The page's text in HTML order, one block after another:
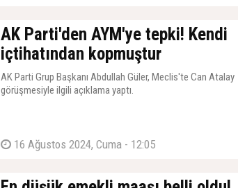
AK Parti'den AYM'ye tepki! Kendi
içtihatından kopmuştur
AK Parti Grup Başkanı Abdullah Güler, Meclis'te Can Atalay
görüşmesiyle ilgili açıklama yaptı.
16 Ağustos 2024, Cuma - 12:05